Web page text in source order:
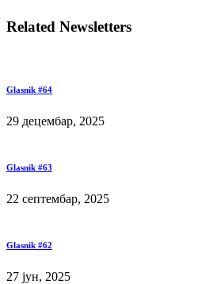
Related Newsletters
Glasnik #64
29 децембар, 2025
Glasnik #63
22 септембар, 2025
Glasnik #62
27 јун, 2025